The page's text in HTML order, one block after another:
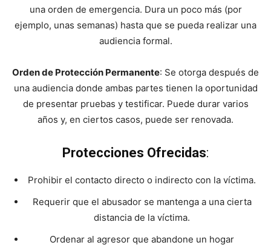
una orden de emergencia. Dura un poco más (por
ejemplo, unas semanas) hasta que se pueda realizar una
audiencia formal.
Orden de Protección Permanente: Se otorga después de
una audiencia donde ambas partes tienen la oportunidad
de presentar pruebas y testificar. Puede durar varios
años y, en ciertos casos, puede ser renovada.
Protecciones Ofrecidas:
Prohibir el contacto directo o indirecto con la víctima.
Requerir que el abusador se mantenga a una cierta
distancia de la víctima.
Ordenar al agresor que abandone un hogar